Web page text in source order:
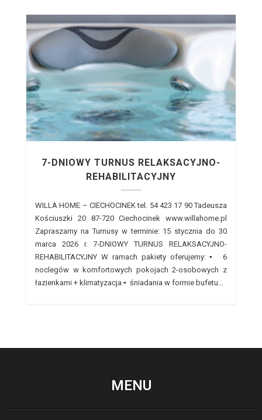
7-DNIOWY TURNUS RELAKSACYJNO-
REHABILITACYJNY
WILLA HOME – CIECHOCINEK tel. 54 423 17 90 Tadeusza
Kościuszki 20 87-720 Ciechocinek www.willahome.pl
Zapraszamy na Turnusy w terminie: 15 stycznia do 30
marca 2026 r. 7-DNIOWY TURNUS RELAKSACYJNO-
REHABILITACYJNY W ramach pakiety oferujemy: ▪ 6
noclegów w komfortowych pokojach 2-osobowych z
łazienkami + klimatyzacja ▪ śniadania w formie bufetu...
MENU